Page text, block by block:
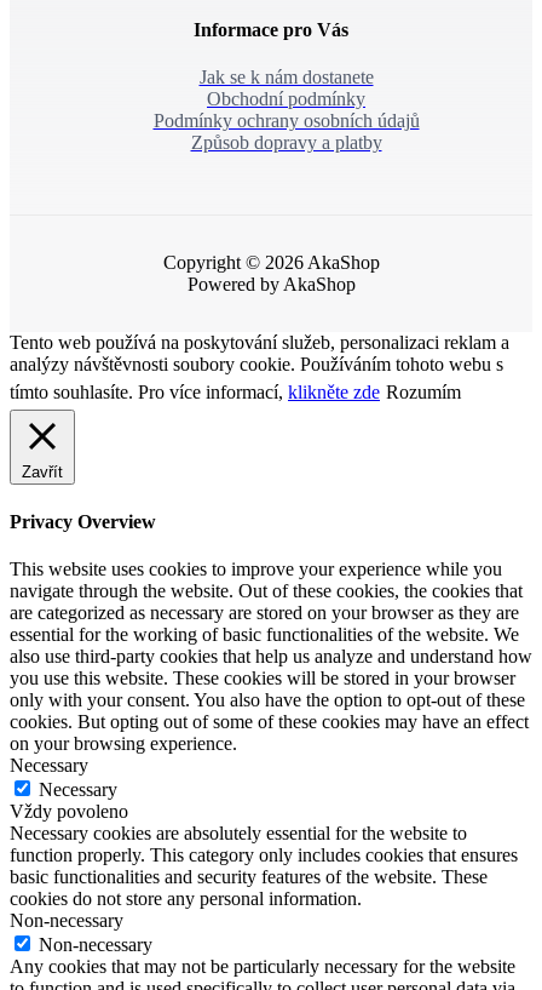
Informace pro Vás
Jak se k nám dostanete
Obchodní podmínky
Podmínky ochrany osobních údajů
Způsob dopravy a platby
Copyright © 2026 AkaShop
Powered by AkaShop
Tento web používá na poskytování služeb, personalizaci reklam a
analýzy návštěvnosti soubory cookie. Používáním tohoto webu s
tímto souhlasíte. Pro více informací, klikněte zde Rozumím
Zavřít
Privacy Overview
This website uses cookies to improve your experience while you
navigate through the website. Out of these cookies, the cookies that
are categorized as necessary are stored on your browser as they are
essential for the working of basic functionalities of the website. We
also use third-party cookies that help us analyze and understand how
you use this website. These cookies will be stored in your browser
only with your consent. You also have the option to opt-out of these
cookies. But opting out of some of these cookies may have an effect
on your browsing experience.
Necessary
Necessary
Vždy povoleno
Necessary cookies are absolutely essential for the website to
function properly. This category only includes cookies that ensures
basic functionalities and security features of the website. These
cookies do not store any personal information.
Non-necessary
Non-necessary
Any cookies that may not be particularly necessary for the website